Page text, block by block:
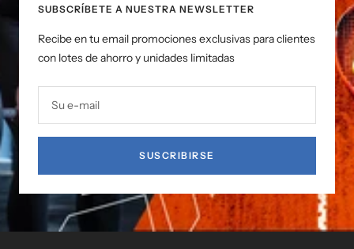
SUBSCRÍBETE A NUESTRA NEWSLETTER
Recibe en tu email promociones exclusivas para clientes
con lotes de ahorro y unidades limitadas
Su e-mail
SUSCRIBIRSE